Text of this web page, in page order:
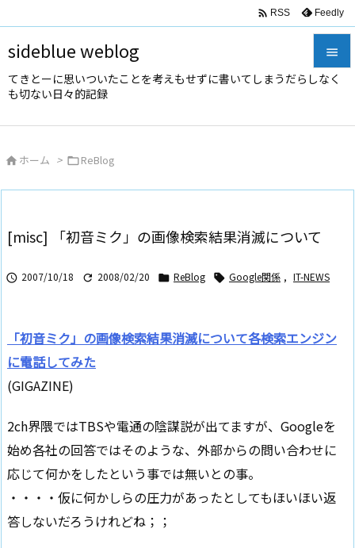
sideblue weblog
てきとーに思いついたことを考えもせずに書いてしまうだらしなく
も切ない日々的記録



 RSS Feedly
 ホーム > ReBlog
[misc] 「初音ミク」の画像検索結果消滅について
 2007/10/18  2008/02/20  ReBlog  Google関係 , IT-NEWS
「初音ミク」の画像検索結果消滅について各検索エンジン
に電話してみた
(GIGAZINE)
2ch界隈ではTBSや電通の陰謀説が出てますが、Googleを
始め各社の回答ではそのような、外部からの問い合わせに
応じて何かをしたという事では無いとの事。
・・・・仮に何かしらの圧力があったとしてもほいほい返
答しないだろうけれどね；；